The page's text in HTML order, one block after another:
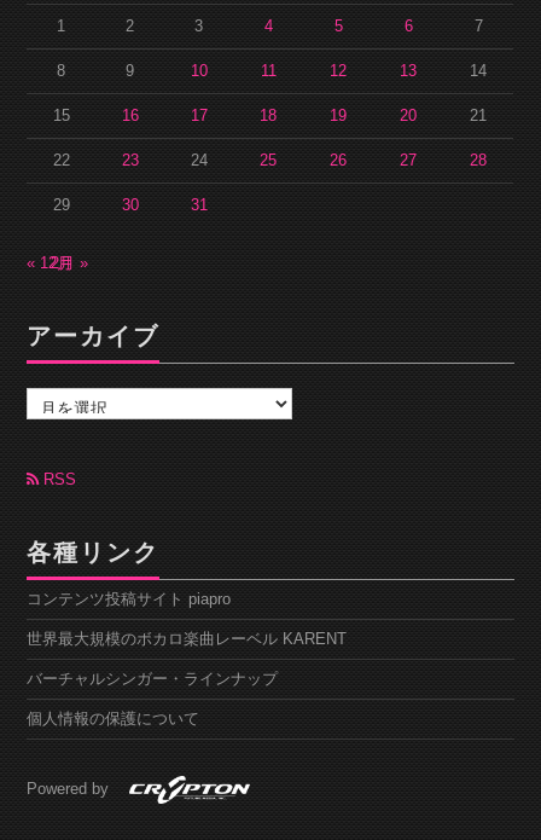
1 2 3 4 5 6 7
8 9 10 11 12 13 14
15 16 17 18 19 20 21
22 23 24 25 26 27 28
29 30 31
« 12月2月 »
アーカイブ
カ
ブ RSS
各種リンク
コンテンツ投稿サイト piapro
世界最大規模のボカロ楽曲レーベル KARENT
バーチャルシンガー・ラインナップ
個人情報の保護について
Powered by